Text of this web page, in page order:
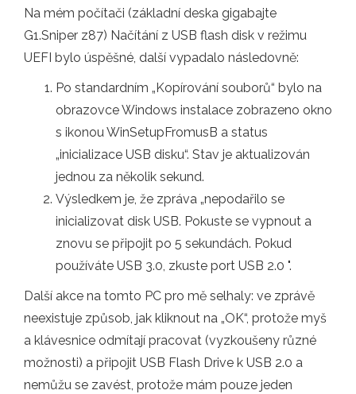
Na mém počítači (základní deska gigabajte
G1.Sniper z87) Načítání z USB flash disk v režimu
UEFI bylo úspěšné, další vypadalo následovně:
Po standardním „Kopírování souborů“ bylo na
obrazovce Windows instalace zobrazeno okno
s ikonou WinSetupFromusB a status
„inicializace USB disku“. Stav je aktualizován
jednou za několik sekund.
Výsledkem je, že zpráva „nepodařilo se
inicializovat disk USB. Pokuste se vypnout a
znovu se připojit po 5 sekundách. Pokud
používáte USB 3.0, zkuste port USB 2.0 ".
Další akce na tomto PC pro mě selhaly: ve zprávě
neexistuje způsob, jak kliknout na „OK“, protože myš
a klávesnice odmítají pracovat (vyzkoušeny různé
možnosti) a připojit USB Flash Drive k USB 2.0 a
nemůžu se zavést, protože mám pouze jeden